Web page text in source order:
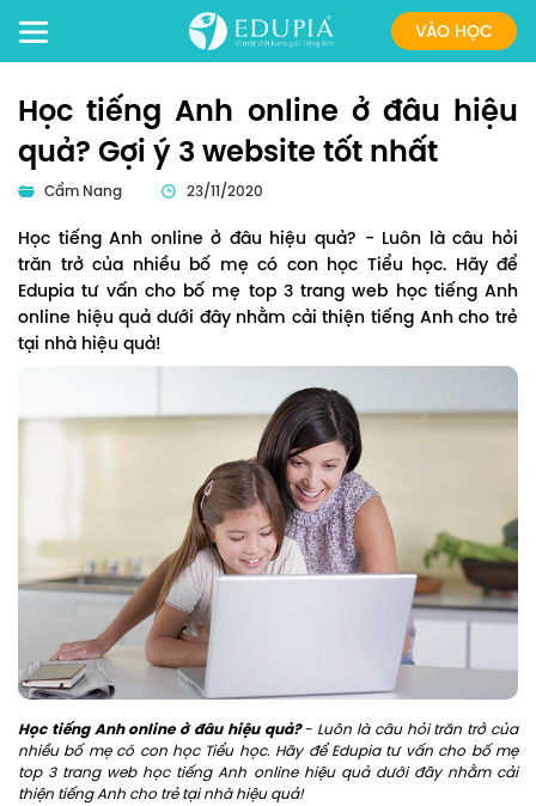
VÀO HỌC
Học tiếng Anh online ở đâu hiệu
quả? Gợi ý 3 website tốt nhất
Cẩm Nang 23/11/2020
Học tiếng Anh online ở đâu hiệu quả? - Luôn là câu hỏi
trăn trở của nhiều bố mẹ có con học Tiểu học. Hãy để
Edupia tư vấn cho bố mẹ top 3 trang web học tiếng Anh
online hiệu quả dưới đây nhằm cải thiện tiếng Anh cho trẻ
tại nhà hiệu quả!
Học tiếng Anh online ở đâu hiệu quả?- Luôn là câu hỏi trăn trở của
nhiều bố mẹ có con học Tiểu học. Hãy để Edupia tư vấn cho bố mẹ
top 3 trang web học tiếng Anh online hiệu quả dưới đây nhằm cải
thiện tiếng Anh cho trẻ tại nhà hiệu quả!